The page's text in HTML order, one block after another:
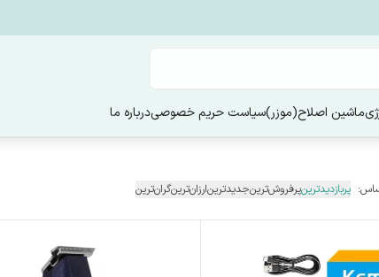
ماشین اصلاح(موزر)سیاست حریم خصوصیدرباره ما
پربازدیدترینپرفروش‌ترینجدیدترینارزان‌ترینگران‌ترین